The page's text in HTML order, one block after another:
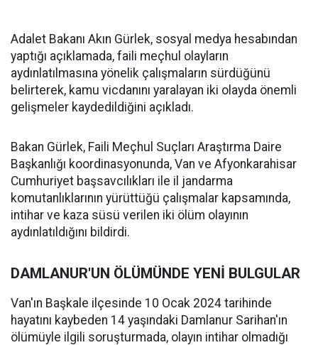
Adalet Bakanı Akın Gürlek, sosyal medya hesabından
yaptığı açıklamada, faili meçhul olayların
aydınlatılmasına yönelik çalışmaların sürdüğünü
belirterek, kamu vicdanını yaralayan iki olayda önemli
gelişmeler kaydedildiğini açıkladı.
Bakan Gürlek, Faili Meçhul Suçları Araştırma Daire
Başkanlığı koordinasyonunda, Van ve Afyonkarahisar
Cumhuriyet başsavcılıkları ile il jandarma
komutanlıklarının yürüttüğü çalışmalar kapsamında,
intihar ve kaza süsü verilen iki ölüm olayının
aydınlatıldığını bildirdi.
DAMLANUR'UN ÖLÜMÜNDE YENİ BULGULAR
Van'ın Başkale ilçesinde 10 Ocak 2024 tarihinde
hayatını kaybeden 14 yaşındaki Damlanur Sarihan'ın
ölümüyle ilgili soruşturmada, olayın intihar olmadığı